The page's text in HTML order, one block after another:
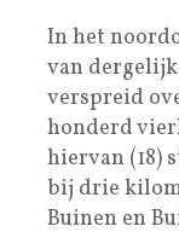
In het
van
verspreid
honderd
hiervan (18)
bij drie
Buinen en